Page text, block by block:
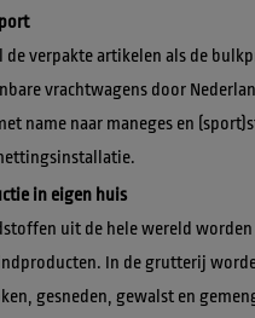
de verpakte artikelen als de
vrachtwagens door
name naar maneges en
in eigen huis
uit de hele wereld
In de grutterij
gesneden, gewalst en